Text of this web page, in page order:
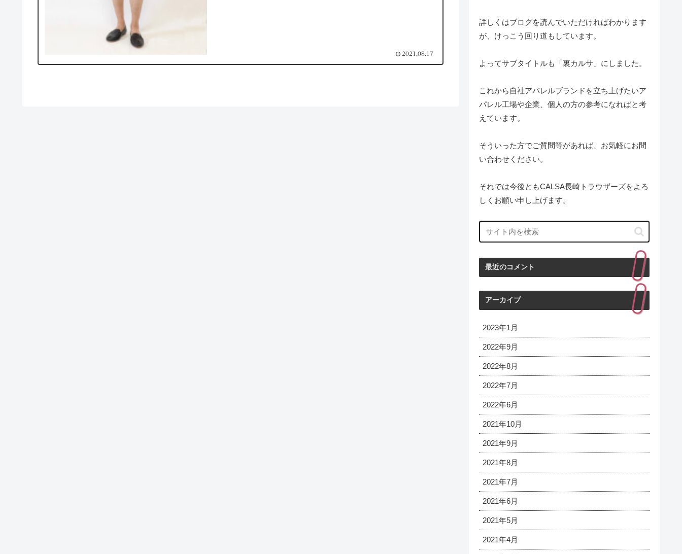
2021.08.17
詳しくはブログを読んでいただければわかります
が、けっこう回り道もしています。
よってサブタイトルも「裏カルサ」にしました。
これから自社アパレルブランドを立ち上げたいア
パレル工場や企業、個人の方の参考になればと考
えています。
そういった方でご質問等があれば、お気軽にお問
い合わせください。
それでは今後ともCALSA長崎トラウザーズをよろ
しくお願い申し上げます。
最近のコメント
アーカイブ
2023年1月
2022年9月
2022年8月
2022年7月
2022年6月
2021年10月
2021年9月
2021年8月
2021年7月
2021年6月
2021年5月
2021年4月